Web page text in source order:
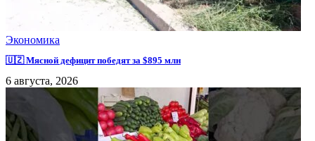
Экономика
🇺🇿 Мясной дефицит победят за $895 млн
6 августа, 2026